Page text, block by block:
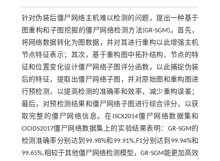
针对伪装后僵尸网络主机难以检测的问题，提出一种基于
图重构和子图挖掘的僵尸网络检测方法(GR-SGM)。首先，
将网络数据转化为图数据，并对其进行重构以此增强主机
节点特征表示；其次，基于重构图中拓扑结构、节点的特
征和位置变化设计僵尸网络子图评分函数，以此捕捉伪装
后的特征，提取出僵尸网络子图，并对原始图和重构图进
行预检测，以提高检测的准确率和效率，减少重构误差；
最后，对预检测结果和僵尸网络子图进行综合评分，以获
取完整的僵尸网络信息。在ISCX2014僵尸网络数据集和
CICIDS2017僵尸网络数据集上的实验结果表明：GR-SGM的
检测准确率分别达到99.98%和99.91%,F1分别达到99.94%和
99.65%,相较于其他僵尸网络检测模型，GR-SGM能更加高效